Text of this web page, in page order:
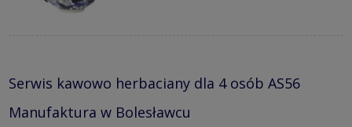
Serwis kawowo herbaciany dla 4 osób AS56
Manufaktura w Bolesławcu